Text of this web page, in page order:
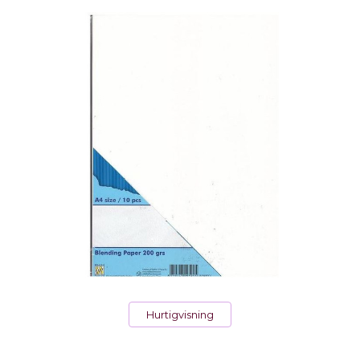
Hurtigvisning